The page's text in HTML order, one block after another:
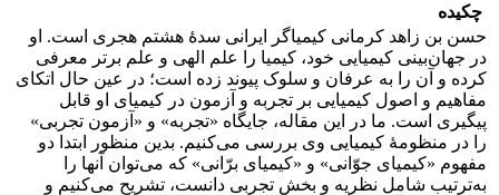
چکیده
حسن بن زاهد کرمانی کیمیاگر ایرانی سدۀ هشتم هجری است. او
در جهان‌بینی کیمیایی خود، کیمیا را علم الهی و علم برتر معرفی
کرده و آن را به عرفان و سلوک پیوند زده است؛ در عین حال اتکای
مفاهیم و اصول کیمیایی بر تجربه و آزمون در کیمیای او قابل
پیگیری است. ما در این مقاله، جایگاه «تجربه» و «آزمون تجربی»
را در منظومۀ کیمیایی وی بررسی می‌کنیم. بدین منظور ابتدا دو
مفهوم «کیمیای جوّانی» و «کیمیای برّانی» که می‌توان آنها را
به‌ترتیب شامل نظریه و بخش تجربی دانست، تشریح می‌کنیم و